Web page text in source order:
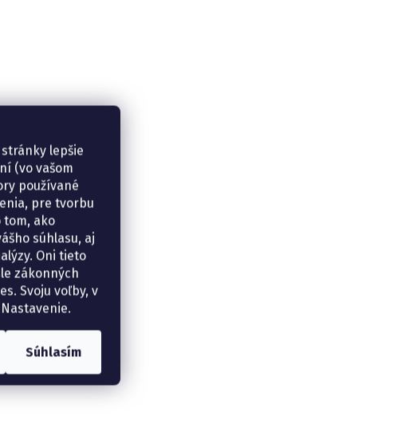
lepšie
(vo vašom
používané
pre tvorbu
ako
súhlasu, aj
Oni tieto
zákonných
Svoju voľby, v
Súhlasím